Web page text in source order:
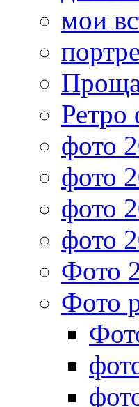
мои
Ретро
фото
фото
фото
фото
Фото
Фото